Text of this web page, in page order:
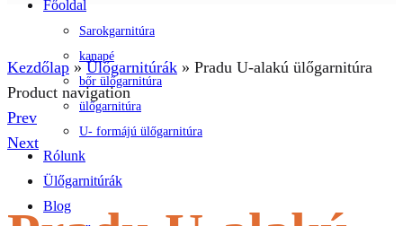
Főoldal
Sarokgarnitúra
kanapé
bőr ülőgarnitúra
ülőgarnitúra
U- formájú ülőgarnitúra
Rólunk
Ülőgarnitúrák
Blog
Kezdőlap »Ülőgarnitúrák » Pradu U-alakú ülőgarnitúra
Product navigation
Prev
Next